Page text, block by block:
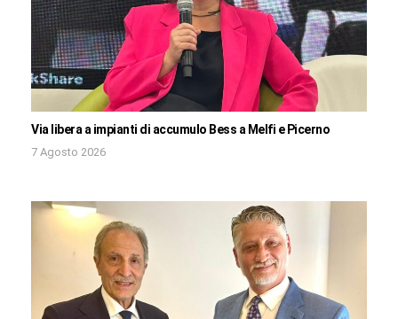
Via libera a impianti di accumulo Bess a Melfi e Picerno
7 Agosto 2026